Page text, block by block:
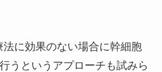
法に効果のない場合に幹細胞
うというアプローチも試みら